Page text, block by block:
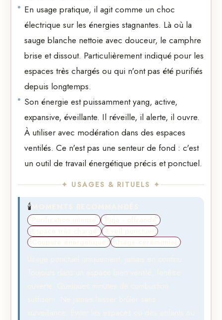
En usage pratique, il agit comme un choc
électrique sur les énergies stagnantes. Là où la
sauge blanche nettoie avec douceur, le camphre
brise et dissout. Particulièrement indiqué pour les
espaces très chargés ou qui n'ont pas été purifiés
depuis longtemps.
Son énergie est puissamment yang, active,
expansive, éveillante. Il réveille, il alerte, il ouvre.
À utiliser avec modération dans des espaces
ventilés. Ce n'est pas une senteur de fond : c'est
un outil de travail énergétique précis et ponctuel.
✦ USAGES & RITUELS ✦
🕯️